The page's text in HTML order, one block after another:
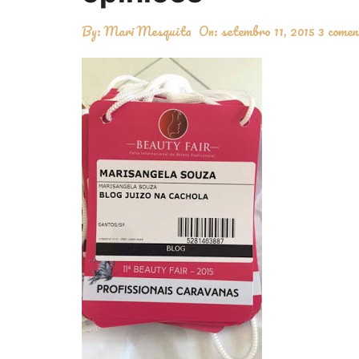
By:Mari Mesquita On:setembro 11, 20153